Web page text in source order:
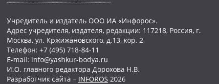
Учредитель и издатель ООО ИА «Инфорос».
Адрес учредителя, издателя, редакции: 117218, Россия, г.
Москва, ул. Кржижановского, д.13, кор. 2
Телефон: +7 (495) 718-84-11
E-mail: info@yashkur-bodya.ru
И.О. главного редактора Дорохова Н.В.
Разработчик сайта – INFOROS 2026